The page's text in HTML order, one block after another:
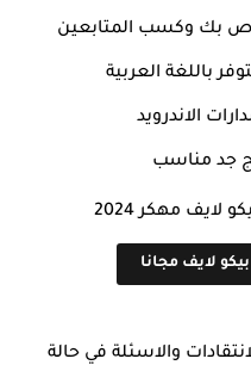
بك وكسب المتابعين
باللغة العربية
الاندرويد
جد مناسب
لايف مجانا
والاسئلة في حالة